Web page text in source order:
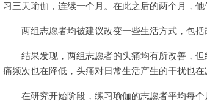
习三天瑜伽，连续一个月。在此之后的两个月，他
两组志愿者均被建议改变一些生活方式，包括
结果发现，两组志愿者的头痛均有所改善，但
痛频次也在降低，头痛对日常生活产生的干扰也在
在研究开始阶段，练习瑜伽的志愿者平均每个